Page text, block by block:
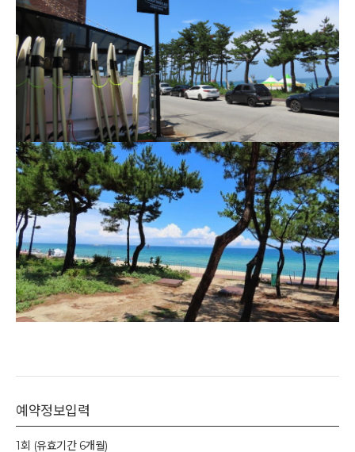
예약정보입력
1회 (유효기간 6개월)